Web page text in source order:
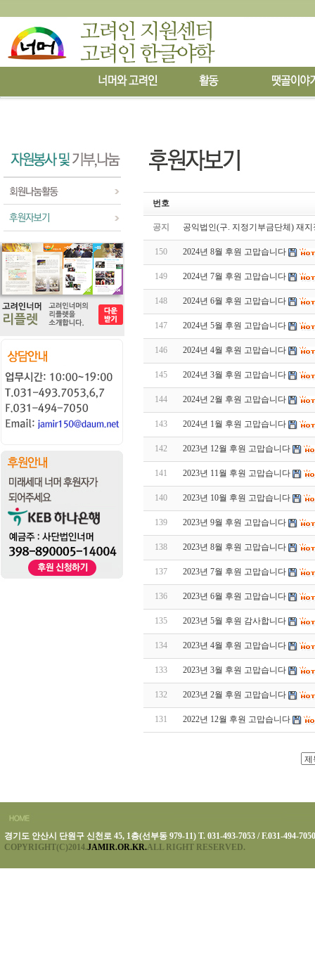
번호
공지 공익법인(구. 지정기부금단체) 재
150 2024년 8월 후원 고맙습니다
149 2024년 7월 후원 고맙습니다
148 2024년 6월 후원 고맙습니다
147 2024년 5월 후원 고맙습니다
146 2024년 4월 후원 고맙습니다
145 2024년 3월 후원 고맙습니다
144 2024년 2월 후원 고맙습니다
143 2024년 1월 후원 고맙습니다
142 2023년 12월 후원 고맙습니다
141 2023년 11월 후원 고맙습니다
140 2023년 10월 후원 고맙습니다
139 2023년 9월 후원 고맙습니다
138 2023년 8월 후원 고맙습니다
137 2023년 7월 후원 고맙습니다
136 2023년 6월 후원 고맙습니다
135 2023년 5월 후원 감사합니다
134 2023년 4월 후원 고맙습니다
133 2023년 3월 후원 고맙습니다
132 2023년 2월 후원 고맙습니다
131 2022년 12월 후원 고맙습니다
경기도 안산시 단원구 신천로 45, 1층(선부동 979-11) T. 031-493-7053 / F.031-494-7050
COPYRIGHT(C)2014.JAMIR.OR.KR.ALL RIGHT RESERVED.